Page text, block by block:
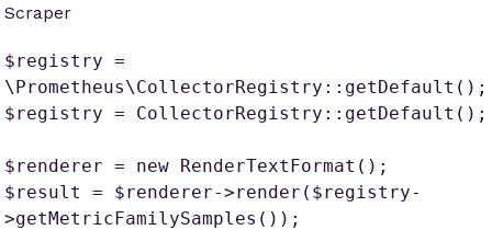
Scraper
$registry =
\Prometheus\CollectorRegistry::getDefault();
$registry = CollectorRegistry::getDefault();
$renderer = new RenderTextFormat();
$result = $renderer->render($registry-
>getMetricFamilySamples());